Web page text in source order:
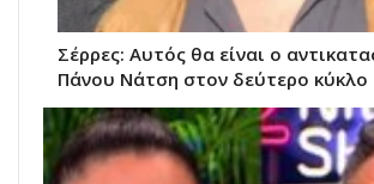
Σέρρες: Αυτός θα είναι ο
Πάνου Νάτση στον δεύτερο κύκλο